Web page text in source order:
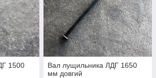
1500
Вал лущильника ЛДГ 1650
мм довгий